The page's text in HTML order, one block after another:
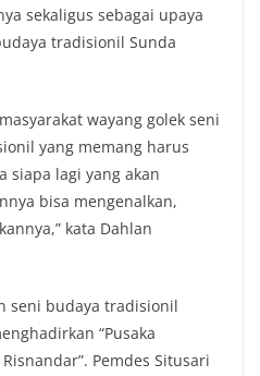
sekaligus sebagai upaya
tradisionil Sunda
wayang golek seni
yang memang harus
siapa lagi yang akan
bisa mengenalkan,
kata Dahlan
seni budaya tradisionil
“Pusaka
Pemdes Situsari